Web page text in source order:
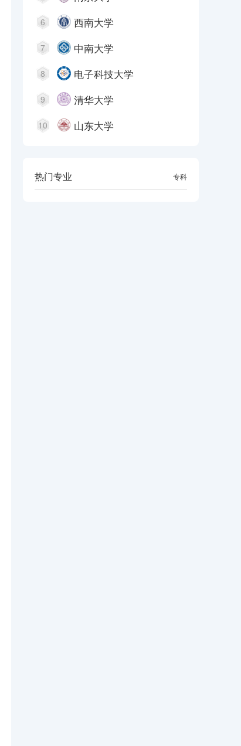
6 西南大学
7 中南大学
8 电子科技大学
9 清华大学
10 山东大学
热门专业 专科